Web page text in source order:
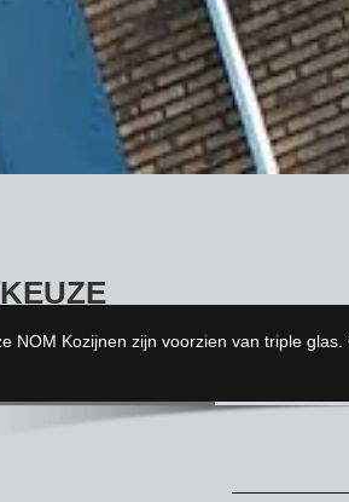
Kozijnen zijn voorzien van triple